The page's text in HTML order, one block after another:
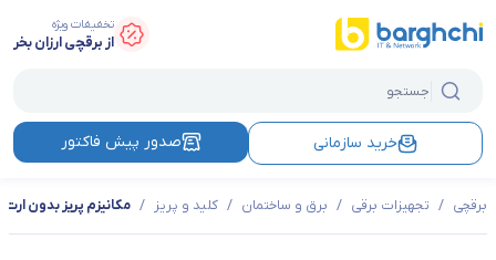
تخفیفات ویژه
از برقچی ارزان بخر
خرید سازمانی صدور پیش فاکتور
برقچی / تجهیزات برقی / برق و ساختمان / کلید و پریز / مکانیزم پریز بدون ارت